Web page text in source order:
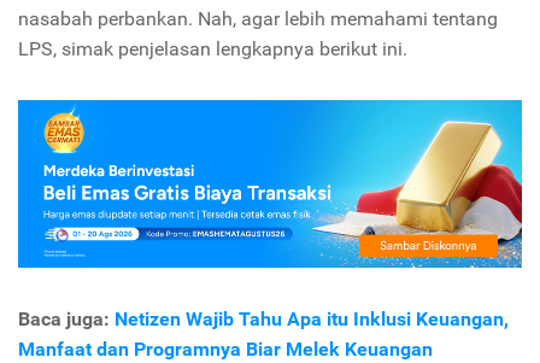
nasabah perbankan. Nah, agar lebih memahami tentang
LPS, simak penjelasan lengkapnya berikut ini.
Baca juga: Netizen Wajib Tahu Apa itu Inklusi Keuangan,
Manfaat dan Programnya Biar Melek Keuangan